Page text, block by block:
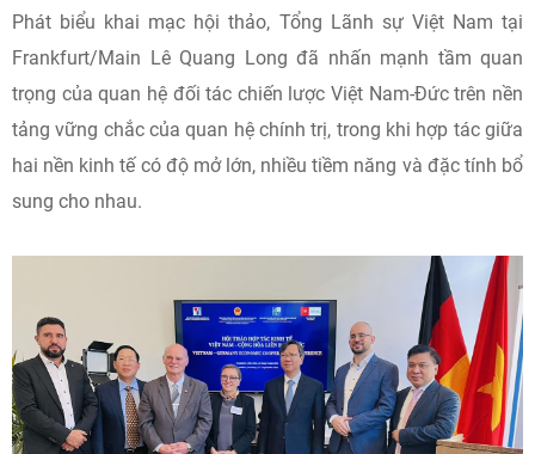
Phát biểu khai mạc hội thảo, Tổng Lãnh sự Việt Nam tại
Frankfurt/Main Lê Quang Long đã nhấn mạnh tầm quan
trọng của quan hệ đối tác chiến lược Việt Nam-Đức trên nền
tảng vững chắc của quan hệ chính trị, trong khi hợp tác giữa
hai nền kinh tế có độ mở lớn, nhiều tiềm năng và đặc tính bổ
sung cho nhau.